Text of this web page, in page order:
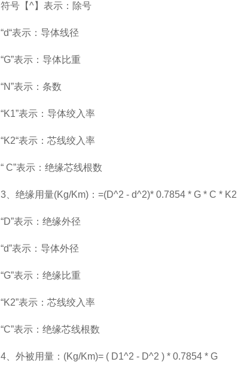
符号【^】表示：除号
“d“表示：导体线径
“G”表示：导体比重
“N”表示：条数
“K1”表示：导体绞入率
“K2“表示：芯线绞入率
“ C”表示：绝缘芯线根数
3、绝缘用量(Kg/Km)：=(D^2 - d^2)* 0.7854 * G * C * K2
“D”表示：绝缘外径
“d”表示：导体外径
“G”表示：绝缘比重
“K2”表示：芯线绞入率
“C”表示：绝缘芯线根数
4、外被用量：(Kg/Km)= ( D1^2 - D^2 ) * 0.7854 * G